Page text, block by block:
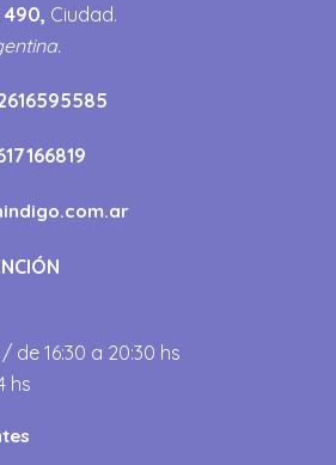
Ciudad.
de 16:30 a 20:30 hs
hs